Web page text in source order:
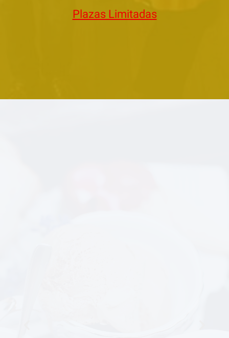
Plazas Limitadas